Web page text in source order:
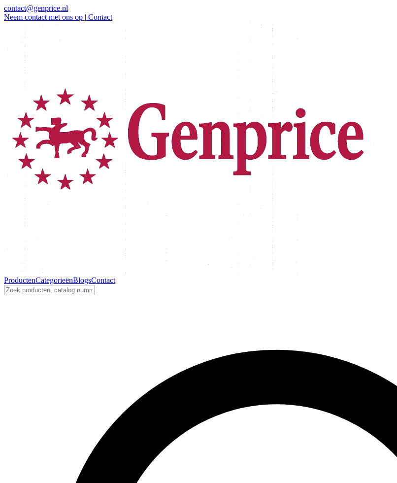
contact@genprice.nl
Neem contact met ons op | Contact
ProductenCategorieënBlogsContact